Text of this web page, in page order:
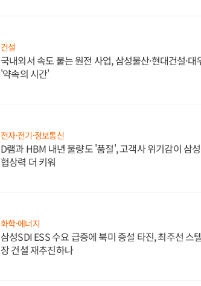
건설
국내외서 속도 붙는 원전 사업, 삼성물산·현대건설·
'약속의 시간'
전자·전기·정보통신
D램과 HBM 내년 물량도 '품절', 고객사 위기감이 삼
협상력 더 키워
화학·에너지
삼성SDI ESS 수요 급증에 북미 증설 타진, 최주선 스
장 건설 재추진하나